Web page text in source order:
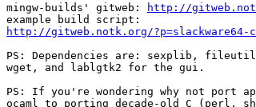
mingw-builds' gitweb:
http://
http://gitweb.notk.org/
PS: Dependencies are: sexplib,
wget, and lablgtk2 for the gui.
PS: If you're wondering why not port
ocaml to porting decade-old C (perl,